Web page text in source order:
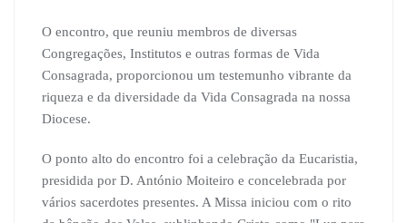
O encontro, que reuniu membros de diversas
Congregações, Institutos e outras formas de Vida
Consagrada, proporcionou um testemunho vibrante da
riqueza e da diversidade da Vida Consagrada na nossa
Diocese.
O ponto alto do encontro foi a celebração da Eucaristia,
presidida por D. António Moiteiro e concelebrada por
vários sacerdotes presentes. A Missa iniciou com o rito